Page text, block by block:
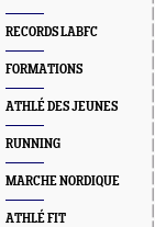
RECORDS LABFC
FORMATIONS
ATHLÉ DES JEUNES
RUNNING
MARCHE NORDIQUE
ATHLÉ FIT